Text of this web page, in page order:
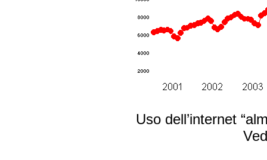
Uso dell’internet